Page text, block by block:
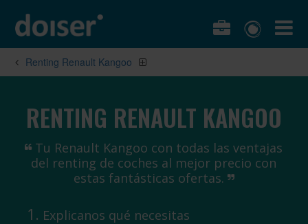
Renting Renault Kangoo
RENTING RENAULT KANGOO
Tu Renault Kangoo con todas las ventajas
del renting de coches al mejor precio con
estas fantásticas ofertas.
Explicanos qué necesitas